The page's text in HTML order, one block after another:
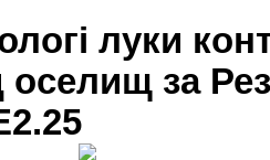
луки
оселищ за
2.25